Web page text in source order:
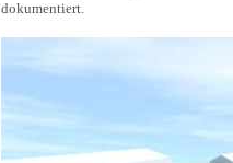
dokumentiert.